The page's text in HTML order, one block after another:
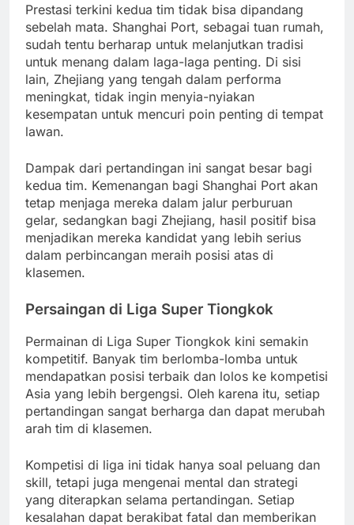
Prestasi terkini kedua tim tidak bisa dipandang
sebelah mata. Shanghai Port, sebagai tuan rumah,
sudah tentu berharap untuk melanjutkan tradisi
untuk menang dalam laga-laga penting. Di sisi
lain, Zhejiang yang tengah dalam performa
meningkat, tidak ingin menyia-nyiakan
kesempatan untuk mencuri poin penting di tempat
lawan.
Dampak dari pertandingan ini sangat besar bagi
kedua tim. Kemenangan bagi Shanghai Port akan
tetap menjaga mereka dalam jalur perburuan
gelar, sedangkan bagi Zhejiang, hasil positif bisa
menjadikan mereka kandidat yang lebih serius
dalam perbincangan meraih posisi atas di
klasemen.
Persaingan di Liga Super Tiongkok
Permainan di Liga Super Tiongkok kini semakin
kompetitif. Banyak tim berlomba-lomba untuk
mendapatkan posisi terbaik dan lolos ke kompetisi
Asia yang lebih bergengsi. Oleh karena itu, setiap
pertandingan sangat berharga dan dapat merubah
arah tim di klasemen.
Kompetisi di liga ini tidak hanya soal peluang dan
skill, tetapi juga mengenai mental dan strategi
yang diterapkan selama pertandingan. Setiap
kesalahan dapat berakibat fatal dan memberikan